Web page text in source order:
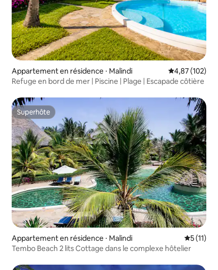
Appartement en résidence ⋅ Malindi Évaluation
4,87 (102)
Refuge en bord de mer | Piscine | Plage | Escapade côtière
Superhôte
Superhôte
Appartement en résidence ⋅ Malindi
5 (11)
Tembo Beach 2 lits Cottage dans le complexe hôtelier